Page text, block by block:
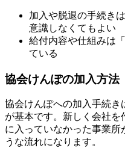
加入や脱退の手続きは
意識しなくてもよい
給付内容や仕組みは
ている
協会けんぽの加入方法
協会けんぽへの加入手続き
が基本です。新しく会社
に入っていなかった事業所
うな流れになります。